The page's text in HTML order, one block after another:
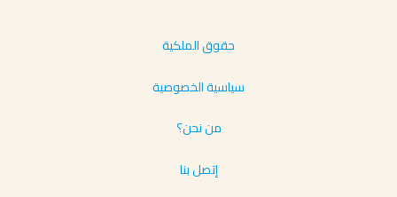
حقوق الملكية
سياسية الخصوصية
من نحن؟
إتصل بنا